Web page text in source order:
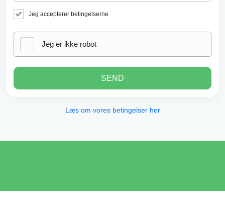
Jeg accepterer betingelserne
Jeg er ikke robot
SEND
Læs om vores betingelser her